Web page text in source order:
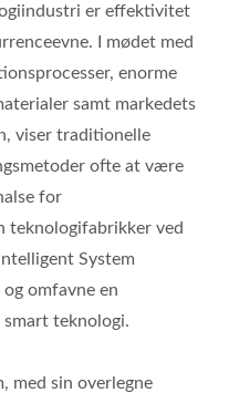
er effektivitet
I mødet med
enorme
samt markedets
viser traditionelle
ofte at være
for
teknologifabrikker ved
System
omfavne en
teknologi.
med sin overlegne